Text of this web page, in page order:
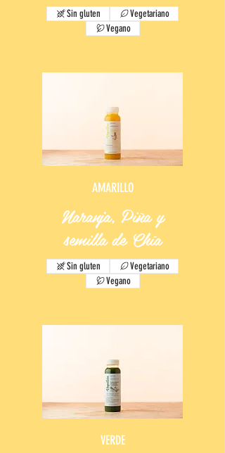
Sin gluten
Vegetariano
Vegano
AMARILLO
Naranja, Piña y
semilla de Chía
Sin gluten
Vegetariano
Vegano
VERDE